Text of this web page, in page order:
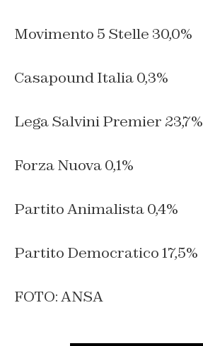
Movimento 5 Stelle 30,0%
Casapound Italia 0,3%
Lega Salvini Premier 23,7%
Forza Nuova 0,1%
Partito Animalista 0,4%
Partito Democratico 17,5%
FOTO: ANSA